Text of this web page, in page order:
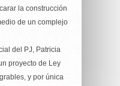
la construcción
de un complejo
del PJ, Patricia
proyecto de Ley
y por única